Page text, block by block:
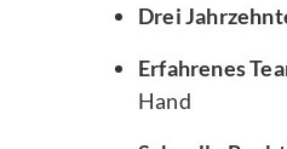
Drei
Erfahrenes
Hand